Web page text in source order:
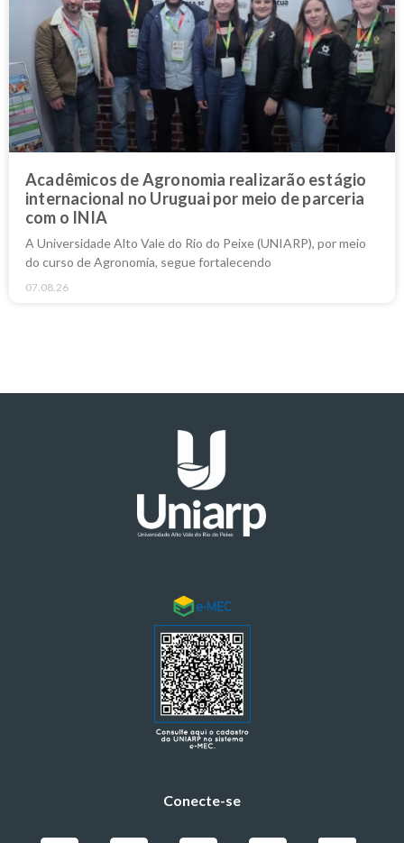
Acadêmicos de Agronomia realizarão estágio
internacional no Uruguai por meio de parceria
com o INIA
A Universidade Alto Vale do Rio do Peixe (UNIARP), por meio
do curso de Agronomia, segue fortalecendo
07.08.26
Conecte-se